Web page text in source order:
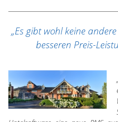
„Es gibt wohl keine
besseren Preis-